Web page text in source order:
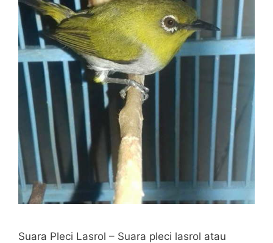
Suara Pleci Lasrol – Suara pleci lasrol atau